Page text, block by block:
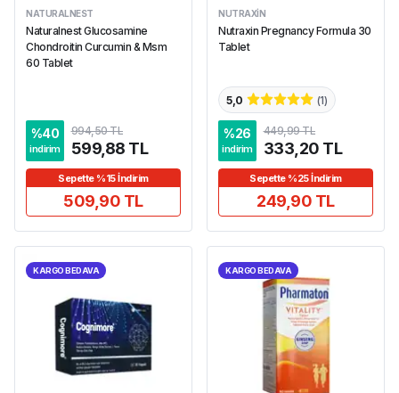
NATURALNEST
Naturalnest Glucosamine
Chondroitin Curcumin & Msm
60 Tablet
%40
indirim
994,50 TL
599,88 TL
Sepette %15 İndirim
509,90 TL
NUTRAXIN
Nutraxin Pregnancy Formula 30
Tablet
5,0 (1)
%26
indirim
449,99 TL
333,20 TL
Sepette %25 İndirim
249,90 TL
KARGO BEDAVA KARGO BEDAVA